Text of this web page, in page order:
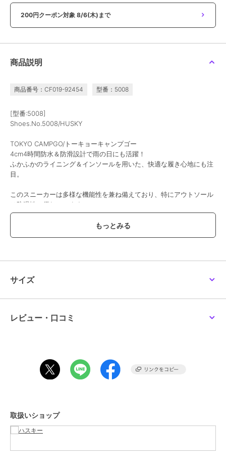
200円クーポン対象 8/6(木)まで
商品説明
商品番号：CF019-92454 型番：5008
[型番:5008]
Shoes.No.5008/HUSKY
TOKYO CAMPGO/トーキョーキャンプゴー
4cm4時間防水＆防滑設計で雨の日にも活躍！
ふかふかのライニング＆インソールを用いた、快適な履き心地にも注
目。
このスニーカーは多様な機能性を兼ね備えており、特にアウトソール
は防滑性に優れています。
深い溝が施されており、さまざまな路面でグリップ力がありますが、
すべての状況で滑らないわけではないため注意が必要です。
また、防水性にも優れており、アッパー下部には防水シートが挟み込
フィット感を調整できるレースアップデザイン、伸縮性のあるサイド
ゴアが採用されており、簡単に着脱できます。
足元の当たりには厚手のスポンジが配慮されており、全体として機能
性とデザイン性を兼ね備えた一足に仕上がっています。
※サイズ感には個人差がある為、ご参考程度にお考え下さい。
サイズ
レビュー・口コミ
取扱いショップ